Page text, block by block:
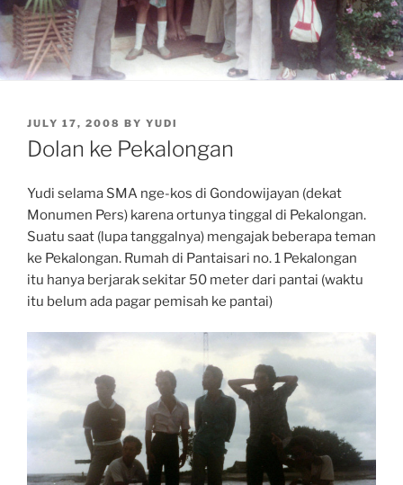
POSTED
ON
JULY 17, 2008 BY YUDI
Dolan ke Pekalongan
Yudi selama SMA nge-kos di Gondowijayan (dekat
Monumen Pers) karena ortunya tinggal di Pekalongan.
Suatu saat (lupa tanggalnya) mengajak beberapa teman
ke Pekalongan. Rumah di Pantaisari no. 1 Pekalongan
itu hanya berjarak sekitar 50 meter dari pantai (waktu
itu belum ada pagar pemisah ke pantai)